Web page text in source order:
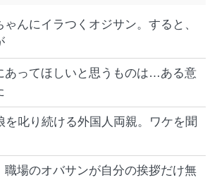
んにイラつくオジサン。すると、
あってほしいと思うものは…ある意
を叱り続ける外国人両親。ワケを聞
職場のオバサンが自分の挨拶だけ無